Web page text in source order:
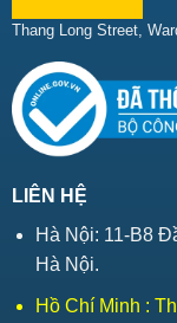
Thang Long Street,
LIÊN HỆ
Hà Nội: 11-B8
Hà Nội.
Hồ Chí Minh :